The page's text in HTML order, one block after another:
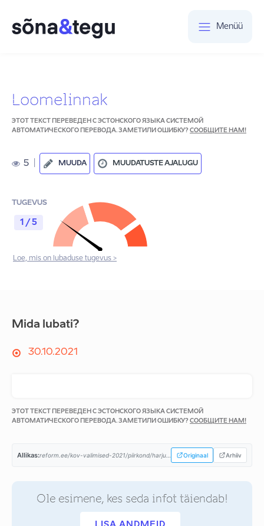
Menüü
Loomelinnak
ЭТОТ ТЕКСТ ПЕРЕВЕДЕН С ЭСТОНСКОГО ЯЗЫКА СИСТЕМОЙ
АВТОМАТИЧЕСКОГО ПЕРЕВОДА. ЗАМЕТИЛИ ОШИБКУ? СООБЩИТЕ НАМ!
5 MUUDA MUUDATUSTE AJALUGU
TUGEVUS
1 / 5
Loe, mis on lubaduse tugevus >
Mida lubati?
30.10.2021
ЭТОТ ТЕКСТ ПЕРЕВЕДЕН С ЭСТОНСКОГО ЯЗЫКА СИСТЕМОЙ
АВТОМАТИЧЕСКОГО ПЕРЕВОДА. ЗАМЕТИЛИ ОШИБКУ? СООБЩИТЕ НАМ!
Allikas: Originaal Arhiiv
Ole esimene, kes seda infot täiendab!